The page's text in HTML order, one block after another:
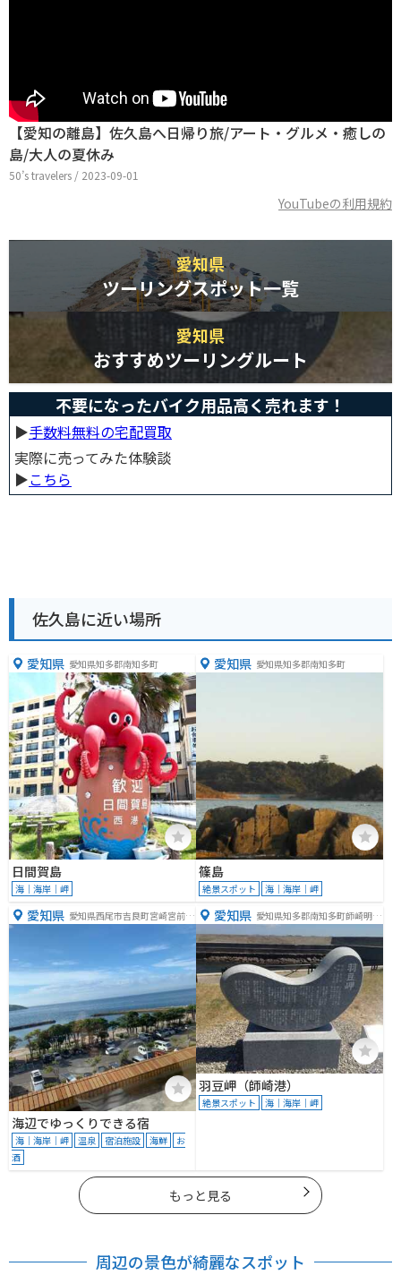
【愛知の離島】佐久島へ日帰り旅/アート・グルメ・癒しの
島/大人の夏休み
50’s travelers / 2023-09-01
YouTubeの利用規約
愛知県
ツーリングスポット一覧
愛知県
おすすめツーリングルート
不要になったバイク用品高く売れます！
▶︎手数料無料の宅配買取
実際に売ってみた体験談
▶︎こちら
佐久島に近い場所
愛知県 愛知県知多郡南知多町
日間賀島
海｜海岸｜岬
愛知県 愛知県知多郡南知多町
篠島
絶景スポット 海｜海岸｜岬
愛知県 愛知県西尾市吉良町宮崎宮前12
海辺でゆっくりできる宿
海｜海岸｜岬 温泉 宿泊施設 海鮮
お
酒
愛知県 愛知県知多郡南知多町師崎明神
山２
羽豆岬（師崎港）
絶景スポット 海｜海岸｜岬
もっと見る
周辺の景色が綺麗なスポット